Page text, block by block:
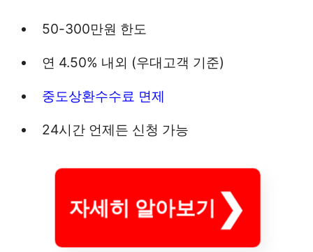
50-300만원 한도
연 4.50% 내외 (우대고객 기준)
중도상환수수료 면제
24시간 언제든 신청 가능
자세히 알아보기